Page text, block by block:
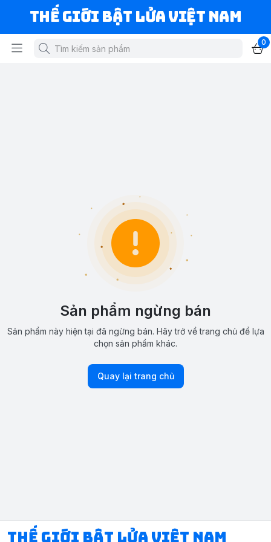
Thế Giới Bật Lửa Việt Nam
0
Sản phẩm ngừng bán
Sản phẩm này hiện tại đã ngừng bán. Hãy trở về trang chủ để lựa
chọn sản phẩm khác.
Quay lại trang chủ
Thế Giới Bật Lửa Việt Nam